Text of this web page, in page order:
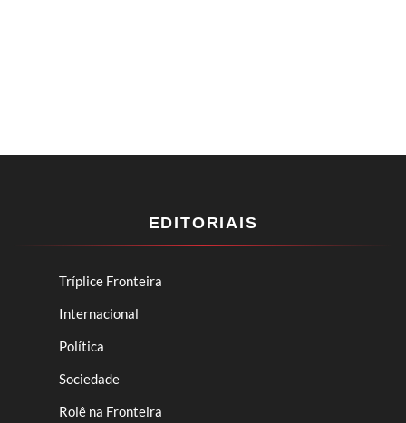
EDITORIAIS
Tríplice Fronteira
Internacional
Política
Sociedade
Rolê na Fronteira